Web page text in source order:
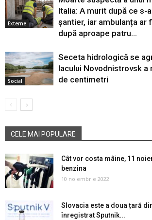
Externe
Italia: A murit după ce s-
șantier, iar ambulanța ar
după aproape patru...
Social
Seceta hidrologică se
lacului Novodnistrovsk a
de centimetri
CELE MAI POPULARE
Cât vor costa mâine, 11
benzina
10 noiembrie 2022
Slovacia este a doua țară
înregistrat Sputnik...